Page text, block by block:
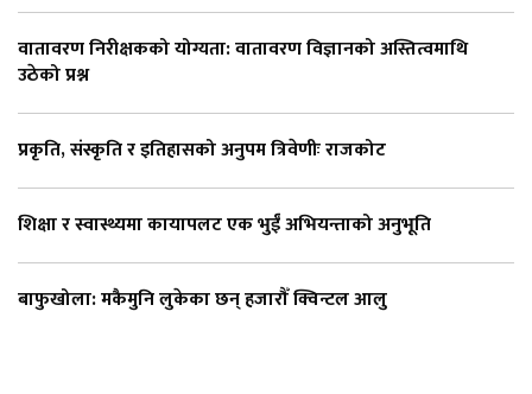
वातावरण निरीक्षकको योग्यता: वातावरण विज्ञानको अस्तित्वमाथि
उठेको प्रश्न
प्रकृति, संस्कृति र इतिहासको अनुपम त्रिवेणीः राजकोट
शिक्षा र स्वास्थ्यमा कायापलट एक भुईँ अभियन्ताको अनुभूति
बाफुखोला: मकैमुनि लुकेका छन् हजारौँ क्विन्टल आलु